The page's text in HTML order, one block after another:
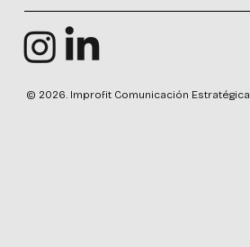
© 2026. Improfit Comunicación Estratégica.